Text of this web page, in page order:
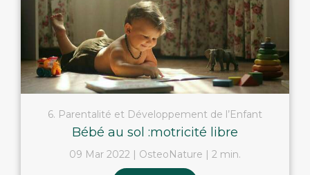
6. Parentalité et Développement de l’Enfant
Bébé au sol :motricité libre
09 Mar 2022 OsteoNature 2 min.